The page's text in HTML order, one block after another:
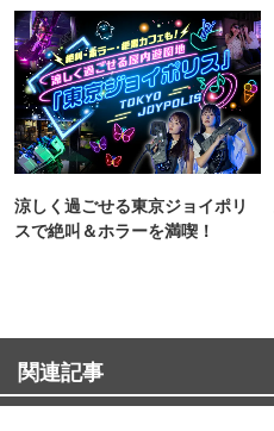
涼しく過ごせる東京ジョイポリ
スで絶叫＆ホラーを満喫！
関連記事